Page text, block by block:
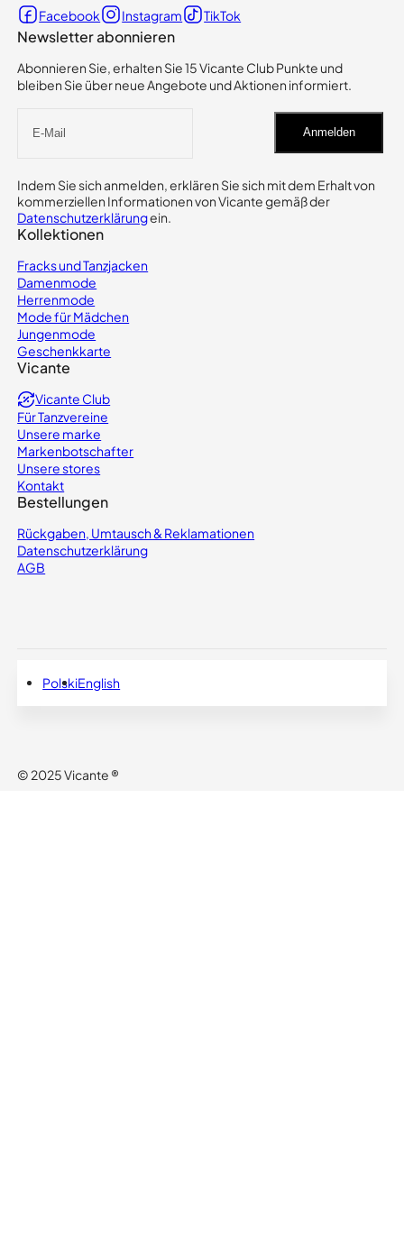
Facebook Instagram TikTok
Kollektionen
Fracks und Tanzjacken
Damenmode
Herrenmode
Mode für Mädchen
Jungenmode
Geschenkkarte
Vicante
Vicante Club
Für Tanzvereine
Unsere marke
Markenbotschafter
Unsere stores
Kontakt
Bestellungen
Rückgaben, Umtausch & Reklamationen
Datenschutzerklärung
AGB
Newsletter abonnieren
Abonnieren Sie, erhalten Sie 15 Vicante Club Punkte und
bleiben Sie über neue Angebote und Aktionen informiert.
Anmelden
Indem Sie sich anmelden, erklären Sie sich mit dem Erhalt von
kommerziellen Informationen von Vicante gemäß der
Datenschutzerklärungein.
PolskiEnglish
© 2025 Vicante ®